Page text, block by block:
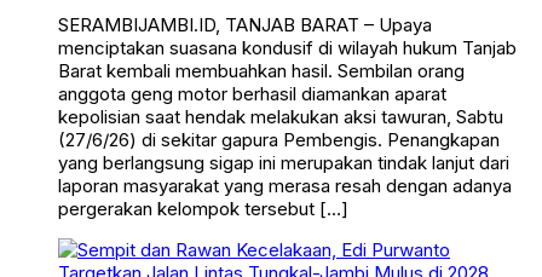
SERAMBIJAMBI.ID, TANJAB BARAT – Upaya
menciptakan suasana kondusif di wilayah hukum Tanjab
Barat kembali membuahkan hasil. Sembilan orang
anggota geng motor berhasil diamankan aparat
kepolisian saat hendak melakukan aksi tawuran, Sabtu
(27/6/26) di sekitar gapura Pembengis. Penangkapan
yang berlangsung sigap ini merupakan tindak lanjut dari
laporan masyarakat yang merasa resah dengan adanya
pergerakan kelompok tersebut […]